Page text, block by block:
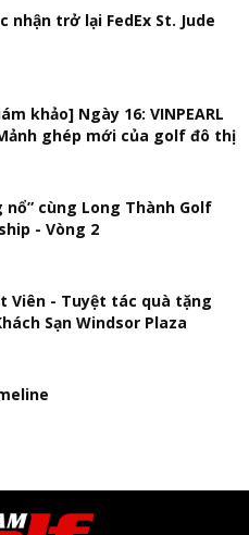
nhận trở lại FedEx St. Jude
khảo] Ngày 16: VINPEARL
Mảnh ghép mới của golf đô thị
nổ” cùng Long Thành Golf
- Vòng 2
Viên - Tuyệt tác quà tặng
Sạn Windsor Plaza